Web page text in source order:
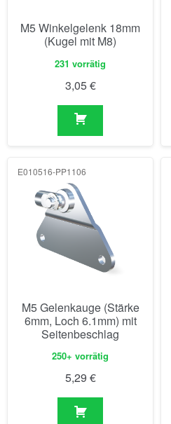
M5 Winkelgelenk 18mm
(Kugel mit M8)
231 vorrätig
3,05€
E010516-PP1106
M5 Gelenkauge (Stärke
6mm, Loch 6.1mm) mit
Seitenbeschlag
250+ vorrätig
5,29 €